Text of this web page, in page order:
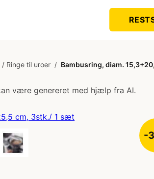
Ringe til uroer / Bambusring, diam.
være genereret med hjælp fra AI.
-